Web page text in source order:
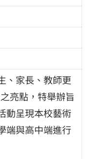
、家長、教師更
亮點，特舉辦旨
動呈現本校藝術
端與高中端進行